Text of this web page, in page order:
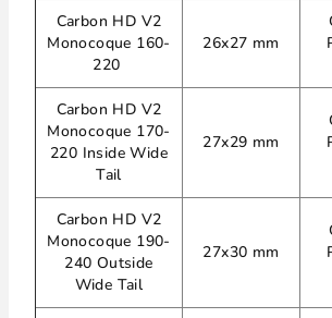
Carbon HD V2
Monocoque 160-
220
26x27 mm
Carbon HD V2
Monocoque 170-
220 Inside Wide
Tail
27x29 mm
Carbon HD V2
Monocoque 190-
240 Outside
Wide Tail
27x30 mm